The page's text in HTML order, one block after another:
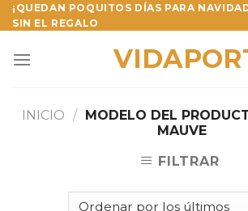
Skip
to
¡QUEDAN POQUITOS DÍAS PARA
SIN EL REGALO
INICIO / MODELO DEL
MAUVE
FILTRAR